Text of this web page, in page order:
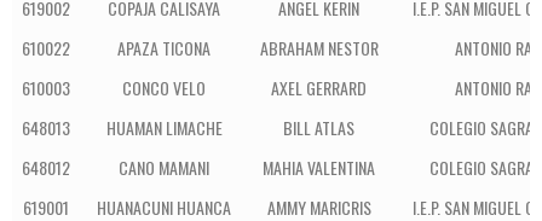
619002
COPAJA CALISAYA ANGEL KERIN
I.E.P. SAN MIGUEL
610022
APAZA TICONA ABRAHAM NESTOR
ANTONIO
610003
CONCO VELO AXEL GERRARD
ANTONIO
648013
HUAMAN LIMACHE BILL ATLAS
COLEGIO
648012
CANO MAMANI MAHIA VALENTINA
COLEGIO
619001
HUANACUNI HUANCA AMMY MARICRIS
I.E.P. SAN MIGUEL